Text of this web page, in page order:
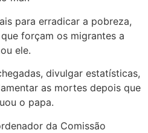
para erradicar a pobreza,
forçam os migrantes a
ele.
divulgar estatísticas,
as mortes depois que
o papa.
da Comissão